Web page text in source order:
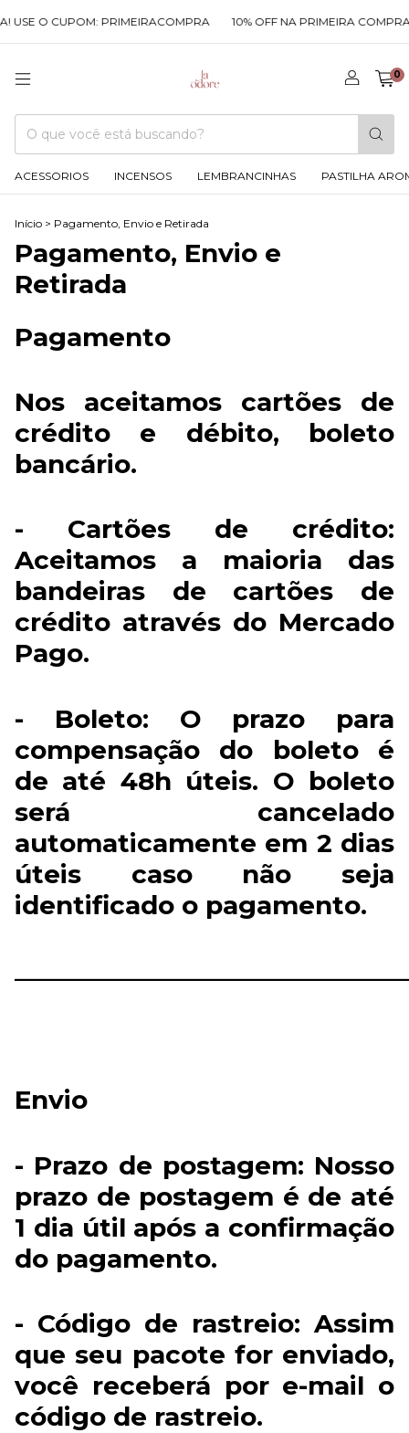
CUPOM: PRIMEIRACOMPRA 10% OFF NA PRIMEIRA COMPRA! USE
0
ACESSORIOS INCENSOS LEMBRANCINHAS PASTILHA
Início > Pagamento, Envio e Retirada
Pagamento, Envio e
Retirada
Pagamento
Nos aceitamos cartões de
crédito e débito, boleto
bancário.
- Cartões de crédito:
Aceitamos a maioria das
bandeiras de cartões de
crédito através do Mercado
Pago.
- Boleto: O prazo para
compensação do boleto é
de até 48h úteis. O boleto
será cancelado
automaticamente em 2 dias
úteis caso não seja
identificado o pagamento.
Envio
- Prazo de postagem: Nosso
prazo de postagem é de até
1 dia útil após a confirmação
do pagamento.
- Código de rastreio: Assim
que seu pacote for enviado,
você receberá por e-mail o
código de rastreio.